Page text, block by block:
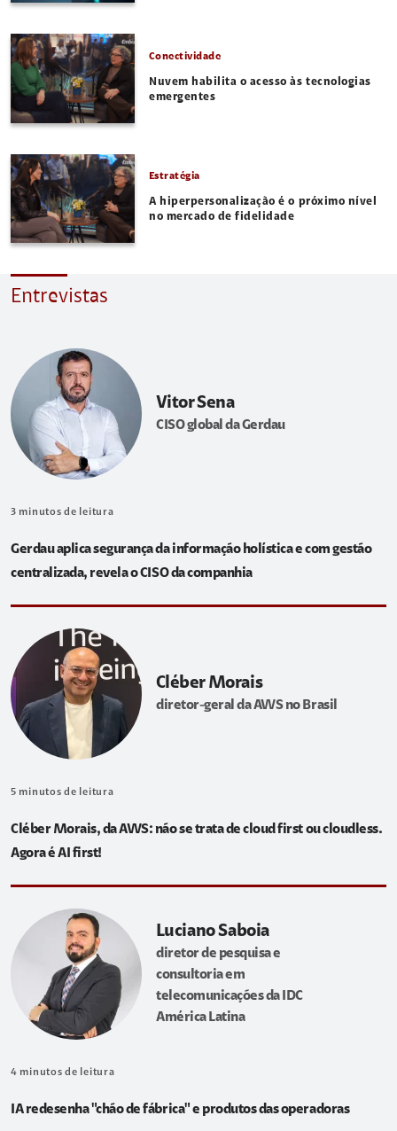
Conectividade
Nuvem habilita o acesso às tecnologias
emergentes
Estratégia
A hiperpersonalização é o próximo nível
no mercado de fidelidade
Entrevistas
Vitor Sena
CISO global da Gerdau
3 minutos de leitura
Gerdau aplica segurança da informação holística e com gestão
centralizada, revela o CISO da companhia
Cléber Morais
diretor-geral da AWS no Brasil
5 minutos de leitura
Cléber Morais, da AWS: não se trata de cloud first ou cloudless.
Agora é AI first!
Luciano Saboia
diretor de pesquisa e
consultoria em
telecomunicações da IDC
América Latina
4 minutos de leitura
IA redesenha "chão de fábrica" e produtos das operadoras